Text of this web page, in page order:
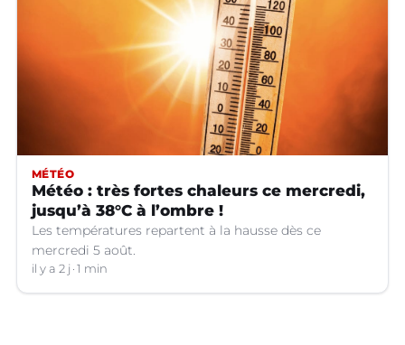
MÉTÉO
Météo : très fortes chaleurs ce mercredi,
jusqu’à 38°C à l’ombre !
Les températures repartent à la hausse dès ce
mercredi 5 août.
il y a 2 j 1 min